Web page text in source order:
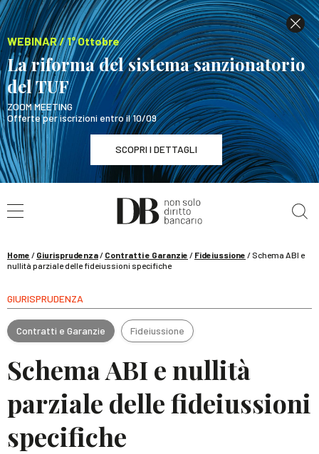
WEBINAR / 1° Ottobre
La riforma del sistema sanzionatorio
del TUF
ZOOM MEETING
Offerte per iscrizioni entro il 10/09
SCOPRI I DETTAGLI
WEBINAR / 1° Ottobre
La riforma del sistema sanzionatorio del TUF
Home / Giurisprudenza/ Contratti e Garanzie / Fideiussione / Schema ABI e
nullità parziale delle fideiussioni specifiche
GIURISPRUDENZA
Contratti e Garanzie Fideiussione
Schema ABI e nullità
parziale delle fideiussioni
specifiche